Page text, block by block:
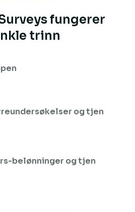
fungerer
trinn
og tjen
belønninger og tjen